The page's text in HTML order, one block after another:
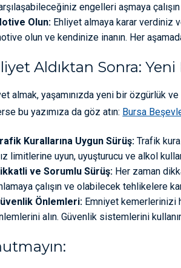
engelleri aşmaya
Olun: Ehliyet almaya karar verdiniz
olun ve kendinize inanın. Her
Aldıktan Sonra: Yeni
almak, yaşamınızda yeni bir özgürlük
bu yazımıza da göz atın: Bursa
Kurallarına Uygun Sürüş: Trafik
limitlerine uyun, uyuşturucu ve alkol
ve Sorumlu Sürüş: Her zaman
çalışın ve olabilecek tehlikelere
Önlemleri: Emniyet kemerlerinizi
alın. Güvenlik sistemlerini